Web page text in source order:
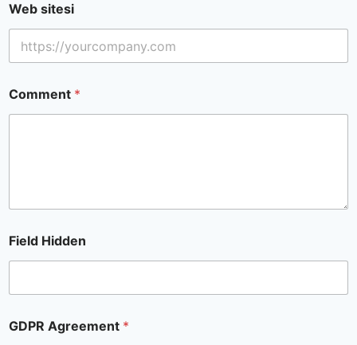
Web sitesi
Comment *
Field Hidden
GDPR Agreement *